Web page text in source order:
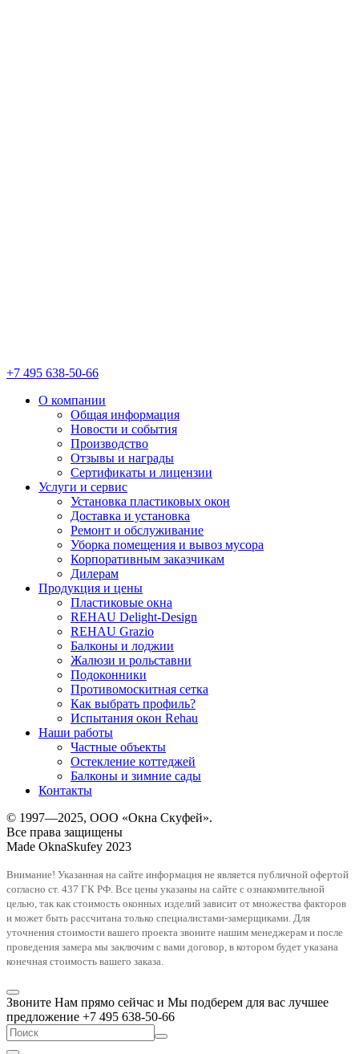
+7 495 638-50-66
О компании
Общая информация
Новости и события
Производство
Отзывы и награды
Сертификаты и лицензии
Услуги и сервис
Установка пластиковых окон
Доставка и установка
Ремонт и обслуживание
Уборка помещения и вывоз мусора
Корпоративным заказчикам
Дилерам
Продукция и цены
Пластиковые окна
REHAU Delight-Design
REHAU Grazio
Балконы и лоджии
Жалюзи и рольставни
Подоконники
Противомоскитная сетка
Как выбрать профиль?
Испытания окон Rehau
Наши работы
Частные объекты
Остекление коттеджей
Балконы и зимние сады
Контакты
© 1997—2025, ООО «Окна Скуфей».
Все права защищены
Made OknaSkufey 2023
Внимание! Указанная на сайте информация не является публичной офертой
согласно ст. 437 ГК РФ. Все цены указаны на сайте с ознакомительной
целью, так как стоимость оконных изделий зависит от множества факторов
и может быть рассчитана только специалистами-замерщиками. Для
уточнения стоимости вашего проекта звоните нашим менеджерам и после
проведения замера мы заключим с вами договор, в котором будет указана
конечная стоимость вашего заказа.
Звоните Нам прямо сейчас и Мы подберем для вас лучшее
предложение +7 495 638-50-66